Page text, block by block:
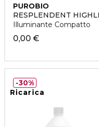
PUROBIO
RESPLENDENT
Illuminante Compatto
0,00 €
Ricarica
30%